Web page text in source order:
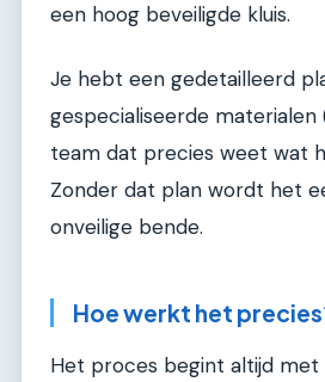
een hoog beveiligde kluis.
Je hebt een gedetailleerd
gespecialiseerde
team dat precies weet wat
Zonder dat plan wordt het
onveilige bende.
Hoe werkt het
Het proces begint altijd met